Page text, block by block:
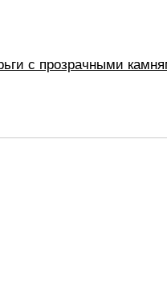
с прозрачными